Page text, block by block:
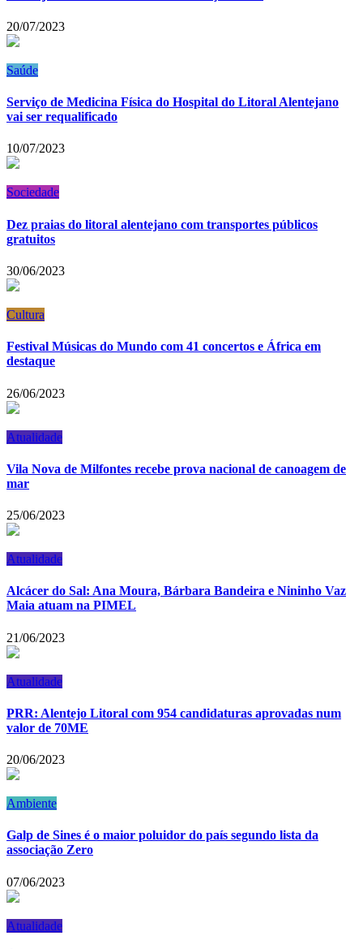
20/07/2023
Saúde
Serviço de Medicina Física do Hospital do Litoral Alentejano
vai ser requalificado
10/07/2023
Sociedade
Dez praias do litoral alentejano com transportes públicos
gratuitos
30/06/2023
Cultura
Festival Músicas do Mundo com 41 concertos e África em
destaque
26/06/2023
Atualidade
Vila Nova de Milfontes recebe prova nacional de canoagem de
mar
25/06/2023
Atualidade
Alcácer do Sal: Ana Moura, Bárbara Bandeira e Nininho Vaz
Maia atuam na PIMEL
21/06/2023
Atualidade
PRR: Alentejo Litoral com 954 candidaturas aprovadas num
valor de 70ME
20/06/2023
Ambiente
Galp de Sines é o maior poluidor do país segundo lista da
associação Zero
07/06/2023
Atualidade